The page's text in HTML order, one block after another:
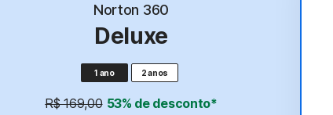
Norton 360
Deluxe
1 ano 2 anos
R$ 169,00 53% de desconto*